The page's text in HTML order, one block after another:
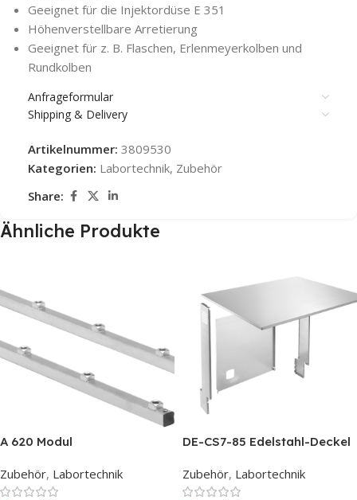
Geeignet für die Injektordüse E 351
Höhenverstellbare Arretierung
Geeignet für z. B. Flaschen, Erlenmeyerkolben und
Rundkolben
Anfrageformular
Shipping & Delivery
Artikelnummer: 3809530
Kategorien: Labortechnik, Zubehör
Share:
Ähnliche Produkte
A 620 Modul
Zubehör, Labortechnik
DE-CS7-85 Edelstahl-Deckel
Zubehör, Labortechnik